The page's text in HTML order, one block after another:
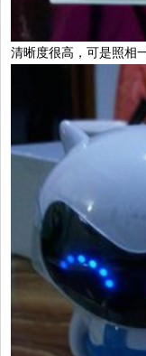
清晰度很高，可是照相